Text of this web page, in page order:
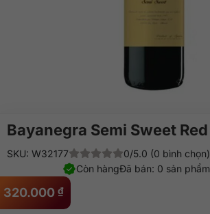
Bayanegra Semi Sweet Red
320.000 ₫
SKU: W32177
0/5.0 (0 bình chọn)
Đã bán: 0 sản phẩm
Còn hàng